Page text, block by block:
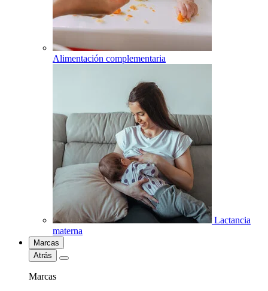
Alimentación complementaria
Lactancia
materna
Marcas
Atrás
Marcas